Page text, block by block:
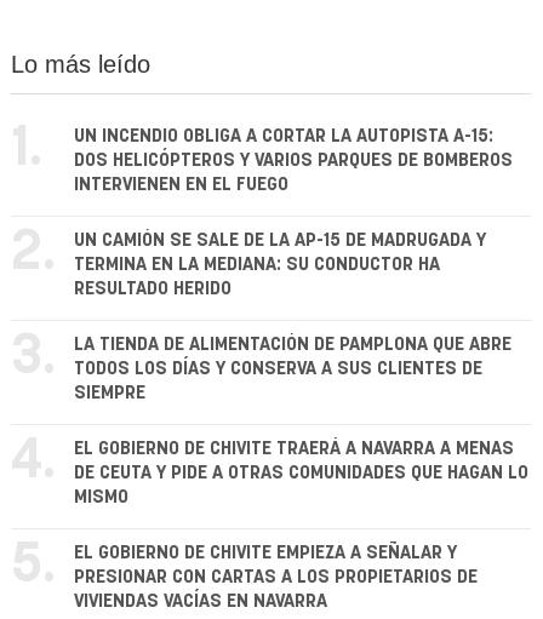
Lo más leído
1.
UN INCENDIO OBLIGA A CORTAR LA AUTOPISTA A-15:
DOS HELICÓPTEROS Y VARIOS PARQUES DE BOMBEROS
INTERVIENEN EN EL FUEGO
2.
UN CAMIÓN SE SALE DE LA AP-15 DE MADRUGADA Y
TERMINA EN LA MEDIANA: SU CONDUCTOR HA
RESULTADO HERIDO
3.
LA TIENDA DE ALIMENTACIÓN DE PAMPLONA QUE ABRE
TODOS LOS DÍAS Y CONSERVA A SUS CLIENTES DE
SIEMPRE
4.
EL GOBIERNO DE CHIVITE TRAERÁ A NAVARRA A MENAS
DE CEUTA Y PIDE A OTRAS COMUNIDADES QUE HAGAN LO
MISMO
5.
EL GOBIERNO DE CHIVITE EMPIEZA A SEÑALAR Y
PRESIONAR CON CARTAS A LOS PROPIETARIOS DE
VIVIENDAS VACÍAS EN NAVARRA